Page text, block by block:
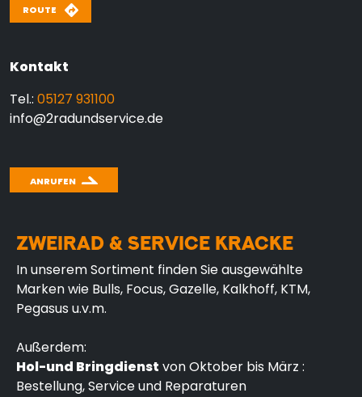
ROUTE
Kontakt
Tel.: 05127 931100
info@2radundservice.de
ANRUFEN
ZWEIRAD & SERVICE KRACKE
In unserem Sortiment finden Sie ausgewählte
Marken wie Bulls, Focus, Gazelle, Kalkhoff, KTM,
Pegasus u.v.m.
Außerdem:
Hol-und Bringdienst von Oktober bis März :
Bestellung, Service und Reparaturen